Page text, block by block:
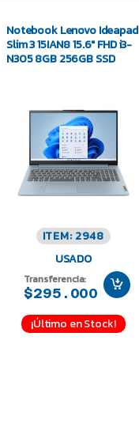
Notebook Lenovo Ideapad
Slim 3 15IAN8 15.6″ FHD i3-
N305 8GB 256GB SSD
ITEM: 2948
USADO
Transferencia:
$295.000
¡Último en Stock!